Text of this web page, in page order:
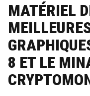
MATÉRIEL
8 ET LE